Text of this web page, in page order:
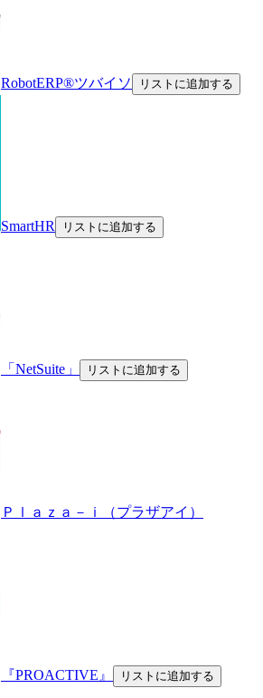
RobotERP®️ツバイソ リストに追加する
SmartHR リストに追加する
「NetSuite」 リストに追加する
Ｐｌａｚａ－ｉ（プラザアイ）
『PROACTIVE』 リストに追加する